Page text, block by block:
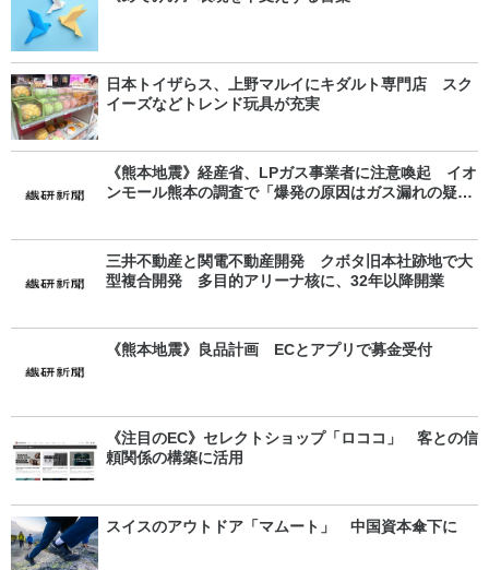
日本トイザらス、上野マルイにキダルト専門店 スク
イーズなどトレンド玩具が充実
《熊本地震》経産省、LPガス事業者に注意喚起 イオ
ンモール熊本の調査で「爆発の原因はガス漏れの疑
三井不動産と関電不動産開発 クボタ旧本社跡地で大
型複合開発 多目的アリーナ核に、32年以降開業
《熊本地震》良品計画 ECとアプリで募金受付
《注目のEC》セレクトショップ「ロココ」 客との信
頼関係の構築に活用
スイスのアウトドア「マムート」 中国資本傘下に